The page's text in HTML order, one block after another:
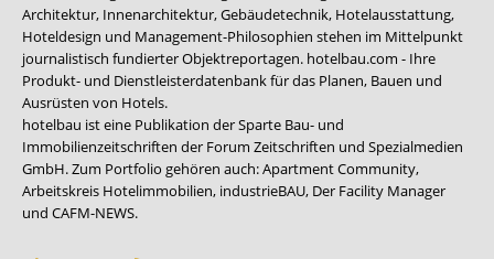
Architektur, Innenarchitektur, Gebäudetechnik, Hotelausstattung,
Hoteldesign und Management-Philosophien stehen im Mittelpunkt
journalistisch fundierter Objektreportagen. hotelbau.com - Ihre
Produkt- und Dienstleisterdatenbank für das Planen, Bauen und
Ausrüsten von Hotels.
hotelbau ist eine Publikation der Sparte Bau- und
Immobilienzeitschriften der Forum Zeitschriften und Spezialmedien
GmbH. Zum Portfolio gehören auch:Apartment Community,
Arbeitskreis Hotelimmobilien, industrieBAU, Der Facility Manager
und CAFM-NEWS.